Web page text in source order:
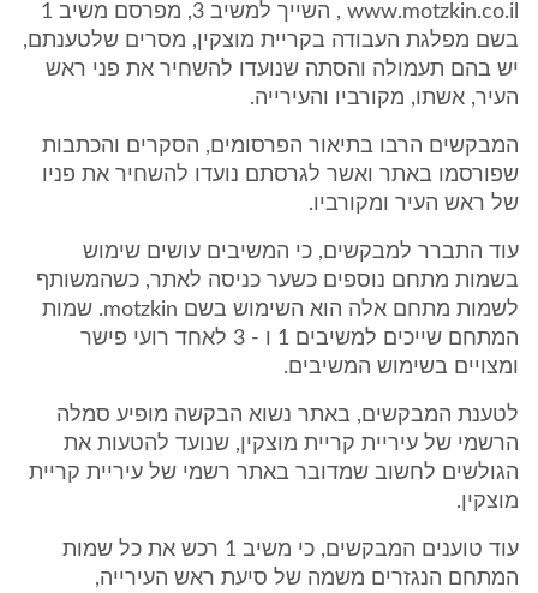
www.motzkin.co.il , השייך למשיב 3, מפרסם משיב 1
בשם מפלגת העבודה בקריית מוצקין, מסרים שלטענתם,
יש בהם תעמולה והסתה שנועדו להשחיר את פני ראש
העיר, אשתו, מקורביו והעירייה.
המבקשים הרבו בתיאור הפרסומים, הסקרים והכתבות
שפורסמו באתר ואשר לגרסתם נועדו להשחיר את פניו
של ראש העיר ומקורביו.
עוד התברר למבקשים, כי המשיבים עושים שימוש
בשמות מתחם נוספים כשער כניסה לאתר, כשהמשותף
לשמות מתחם אלה הוא השימוש בשם motzkin. שמות
המתחם שייכים למשיבים 1 ו - 3 לאחד רועי פישר
ומצויים בשימוש המשיבים.
לטענת המבקשים, באתר נשוא הבקשה מופיע סמלה
הרשמי של עיריית קריית מוצקין, שנועד להטעות את
הגולשים לחשוב שמדובר באתר רשמי של עיריית קריית
מוצקין.
עוד טוענים המבקשים, כי משיב 1 רכש את כל שמות
המתחם הנגזרים משמה של סיעת ראש העירייה,